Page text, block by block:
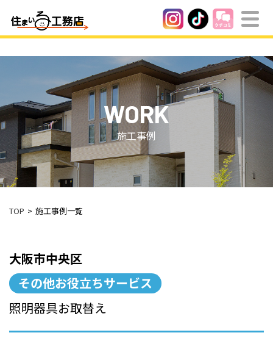
WORK
施工事例
TOP 施工事例一覧
大阪市中央区
その他お役立ちサービス
照明器具お取替え